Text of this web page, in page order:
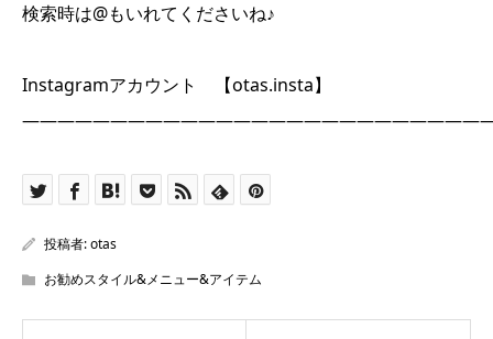
検索時は@もいれてくださいね♪
Instagramアカウント 【otas.insta】
投稿者:otas
お勧めスタイル&メニュー&アイテム